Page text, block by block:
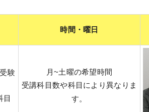
時間・曜日
験
目
月~土曜の希望時間
受講科目数や科目により異なりま
す。